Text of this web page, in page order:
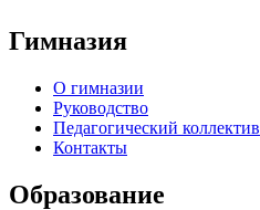
Гимназия
О гимназии
Руководство
Педагогический коллектив
Контакты
Образование